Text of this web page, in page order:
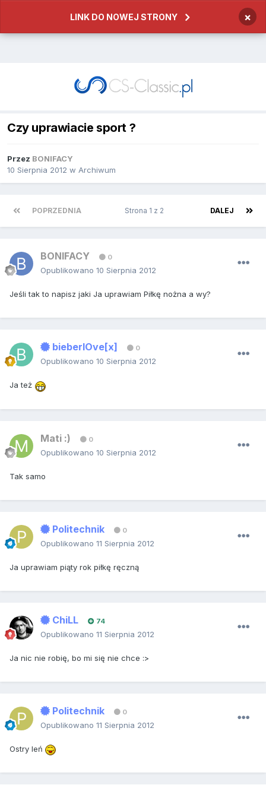
LINK DO NOWEJ STRONY ×
Czy uprawiacie sport ?
Przez BONIFACY
10 Sierpnia 2012 w Archiwum
POPRZEDNIA DALEJ
Strona 1 z 2
BONIFACY 0
Opublikowano 10 Sierpnia 2012
Jeśli tak to napisz jaki Ja uprawiam Piłkę nożna a wy?
bieberlOve[x] 0
Opublikowano 10 Sierpnia 2012
Ja też
Mati :) 0
Opublikowano 10 Sierpnia 2012
Tak samo
Politechnik 0
Opublikowano 11 Sierpnia 2012
Ja uprawiam piąty rok piłkę ręczną
ChiLL 74
Opublikowano 11 Sierpnia 2012
Ja nic nie robię, bo mi się nie chce :>
Politechnik 0
Opublikowano 11 Sierpnia 2012
Ostry leń